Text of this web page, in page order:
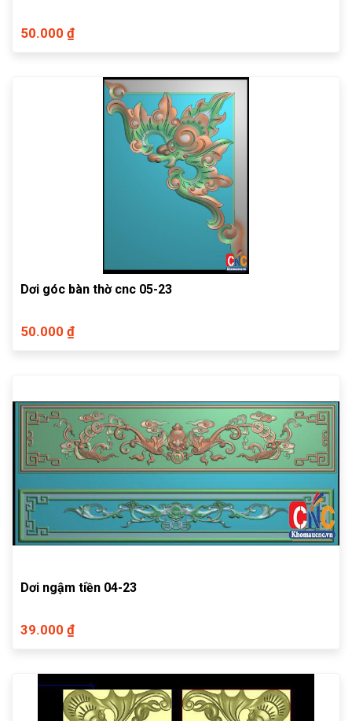
50.000 ₫
Dơi góc bàn thờ cnc 05-23
50.000 ₫
Dơi ngậm tiền 04-23
39.000 ₫